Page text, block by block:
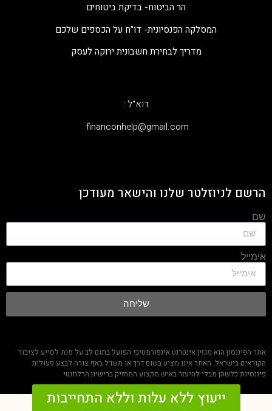
ייעוץ ללא עלות וללא התחייבות
הר הביטוח- בדיקת ביטוחים
המסלקה הפנסיונית- דו"ח על הכספים שלכם
מדריך לבחירת חשבונית ירוקה לעסק
דוא"ל :
‫financonhelp@gmail.com‬
הרשם לניוזלטר שלנו והישאר מעודכן
שם
אימייל
שליחה
אתר הפיננסון הוא מגזין אינטרנט אינפורמטיבי הפועל בתום לב על מנת לסייע לציבור
הקוראים בישראל. האתר אינו מציע בשום דרך או משדל באף צורה לבצע פעולות
פיננסיות כלשהן מבלי להיעזר באיש מקצוע המחזיק ברישיון הרלוונטי